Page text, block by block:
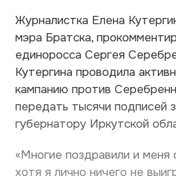
Журналистка Елена
мэра Братска,
единоросса Сергея
Кутергина проводила
кампанию против
передать тысячи подписей
губернатору Иркутской
«Многие поздравили и меня
хотя я лично ничего не